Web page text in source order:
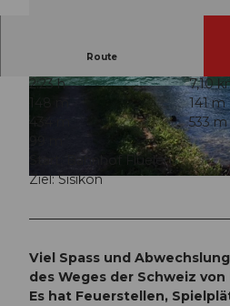
© Sanna Laurén, Verein Urner Wanderwege |
© Markus Fehlmann, Verein Urner Wanderwege
CC-BY
©
Route
2:23 h
7,10
141 m
533 m
Start: Bahnhof Flüelen
Ziel: Sisikon
Viel Spass und
des Weges der Schweiz
Es hat Feuerstellen,